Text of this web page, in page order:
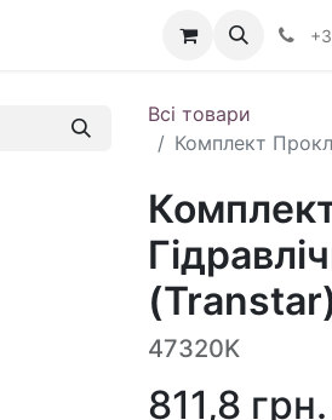
Всі товари
Комплект
47320K
811,8 грн.